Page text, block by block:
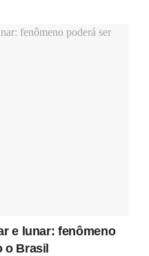
e lunar: fenômeno
o Brasil